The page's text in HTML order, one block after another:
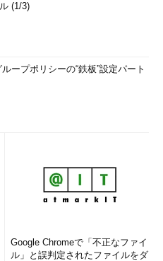
(1/3)
ープポリシーの“鉄板”設定パート
Google Chromeで「不正なファイ
ル」と誤判定されたファイルをダ